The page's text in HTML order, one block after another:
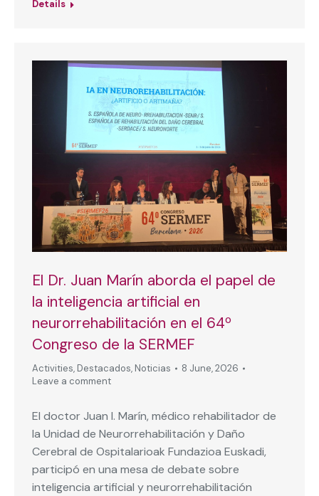
Details
El Dr. Juan Marín aborda el papel de
la inteligencia artificial en
neurorrehabilitación en el 64º
Congreso de la SERMEF
Activities, Destacados, Noticias
8 June, 2026
Leave a comment
El doctor Juan I. Marín, médico rehabilitador de
la Unidad de Neurorrehabilitación y Daño
Cerebral de Ospitalarioak Fundazioa Euskadi,
participó en una mesa de debate sobre
inteligencia artificial y neurorrehabilitación